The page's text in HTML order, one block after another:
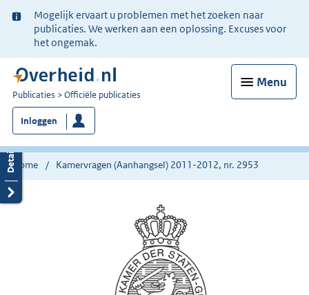
Ter
informatie:
Mogelijk ervaart u problemen met het zoeken naar
publicaties. We werken aan een oplossing. Excuses voor
het ongemak.
Menu
U
bent
nu
hier:
Publicaties Officiële publicaties
Inloggen
Home Kamervragen (Aanhangsel) 2011-2012, nr. 2953